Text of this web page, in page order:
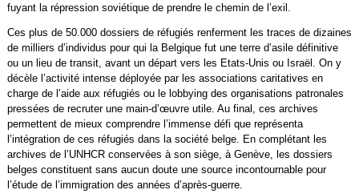
fuyant la répression soviétique de prendre le chemin de l’exil.
Ces plus de 50.000 dossiers de réfugiés renferment les traces de dizaines
de milliers d’individus pour qui la Belgique fut une terre d’asile définitive
ou un lieu de transit, avant un départ vers les Etats-Unis ou Israël. On y
décèle l’activité intense déployée par les associations caritatives en
charge de l’aide aux réfugiés ou le lobbying des organisations patronales
pressées de recruter une main-d’œuvre utile. Au final, ces archives
permettent de mieux comprendre l’immense défi que représenta
l’intégration de ces réfugiés dans la société belge. En complétant les
archives de l’UNHCR conservées à son siège, à Genève, les dossiers
belges constituent sans aucun doute une source incontournable pour
l’étude de l’immigration des années d’après-guerre.